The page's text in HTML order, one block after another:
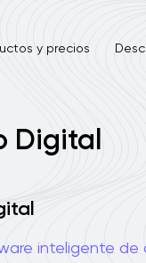
y precios
Digital
inteligente de